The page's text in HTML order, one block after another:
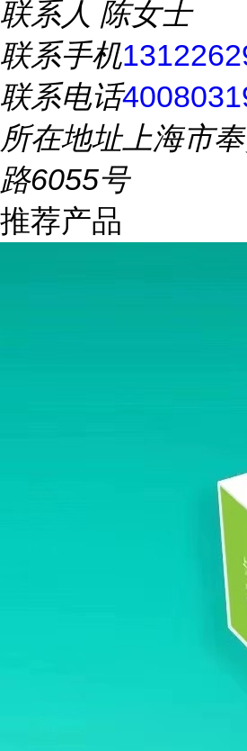
联系人 陈女士
联系手机
联系电话
所在地址上海市
路6055号
推荐产品